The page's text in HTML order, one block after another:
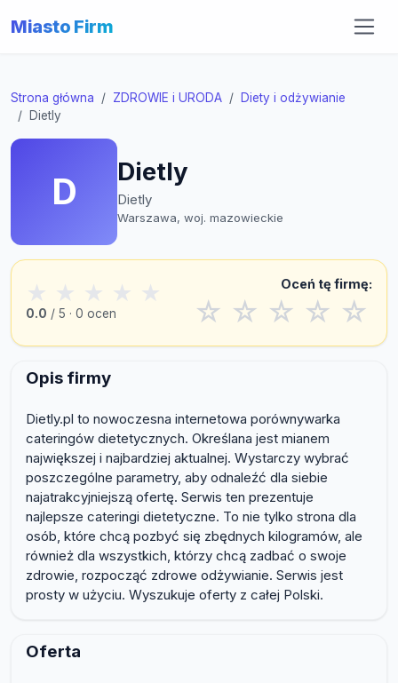
Miasto Firm
Strona główna ZDROWIE i URODA
Diety i odżywianie
Dietly
D Dietly
Dietly
Warszawa, woj. mazowieckie
★ ★ ★ ★ ★
0.0 / 5 · 0 ocen
Oceń tę firmę:
☆ ☆ ☆ ☆ ☆
Opis firmy
Dietly.pl to nowoczesna internetowa porównywarka
cateringów dietetycznych. Określana jest mianem
największej i najbardziej aktualnej. Wystarczy wybrać
poszczególne parametry, aby odnaleźć dla siebie
najatrakcyjniejszą ofertę. Serwis ten prezentuje
najlepsze cateringi dietetyczne. To nie tylko strona dla
osób, które chcą pozbyć się zbędnych kilogramów, ale
również dla wszystkich, którzy chcą zadbać o swoje
zdrowie, rozpocząć zdrowe odżywianie. Serwis jest
prosty w użyciu. Wyszukuje oferty z całej Polski.
Oferta